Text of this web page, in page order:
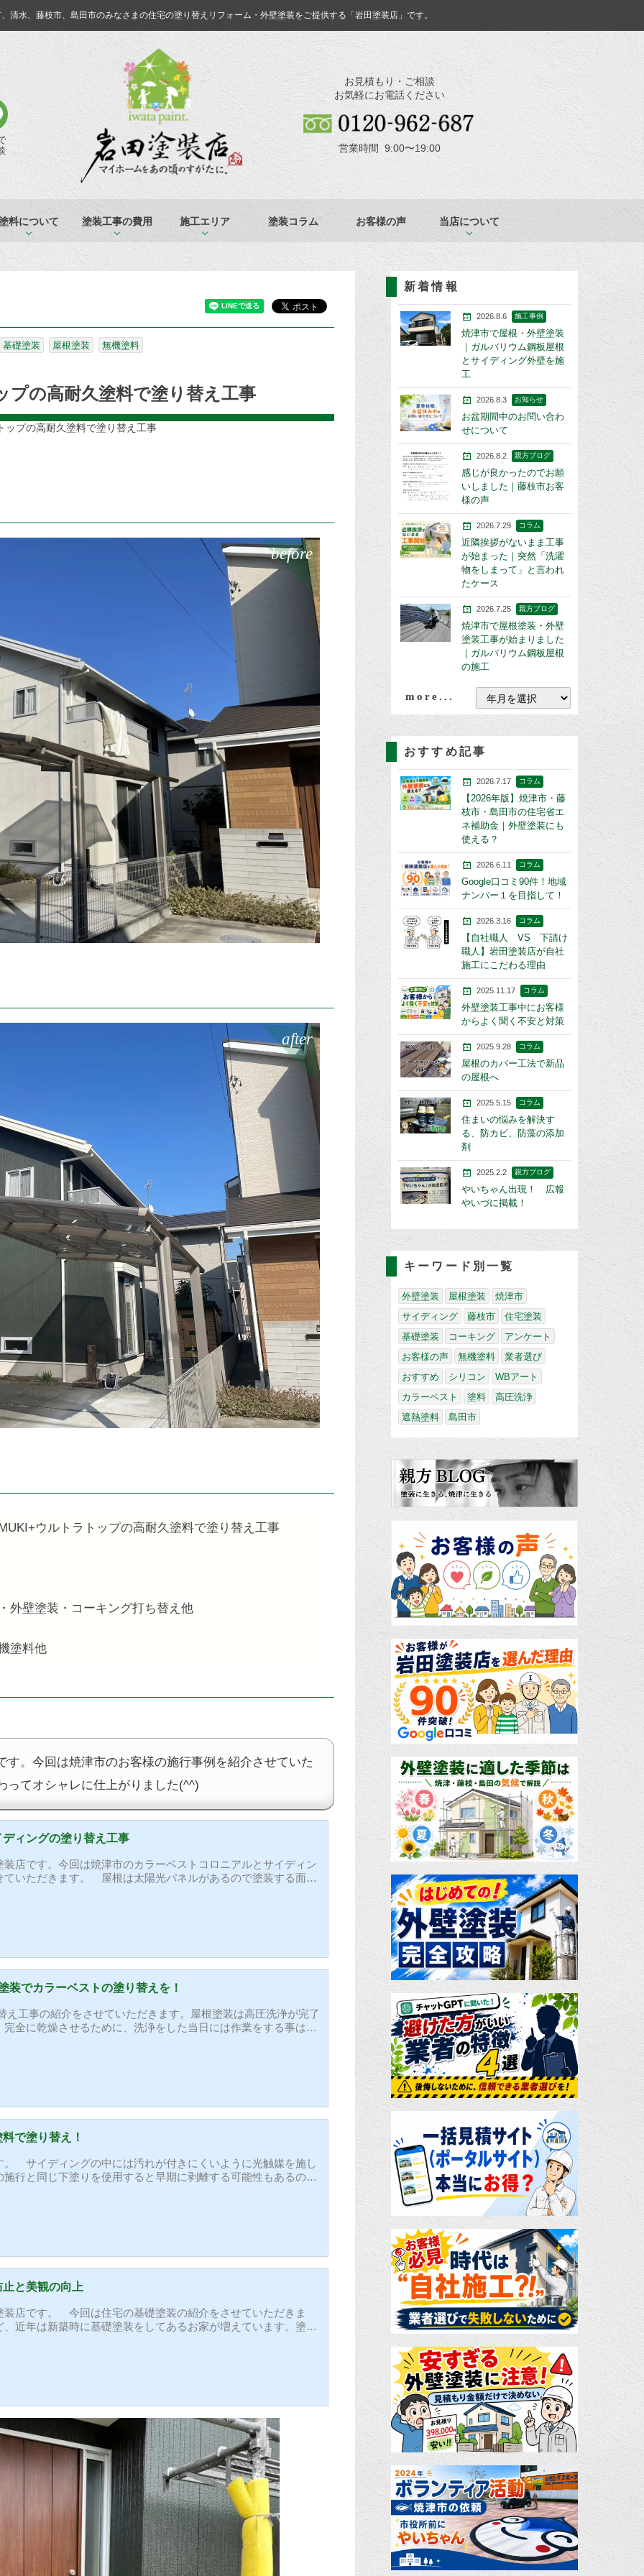
清水、藤枝市、島田市のみなさまの住宅の塗り替えリフォーム・外壁塗装をご提供する「岩田塗装店」です。
お見積もり・ご相談
お気軽にお電話ください
営業時間 9:00〜19:00
料について 塗装工事の費用 施工エリア 塗装コラム お客様の声 当店について
基礎塗装 屋根塗装 無機塗料
の高耐久塗料で塗り替え工事
プの高耐久塗料で塗り替え工事
before
after
ウルトラトップの高耐久塗料で塗り替え工事
外壁塗装・コーキング打ち替え他
塗料他
す。今回は焼津市のお客様の施行事例を紹介させていた
ってオシャレに仕上がりました(^^)
ィングの塗り替え工事
店です。今回は焼津市のカラーベストコロニアルとサイディン
ていただきます。 屋根は太陽光パネルがあるので塗装する面積
装でカラーベストの塗り替えを！
工事の紹介をさせていただきます。屋根塗装は高圧洗浄が完了
全に乾燥させるために、洗浄をした当日には作業をする事はあ
で塗り替え！
。 サイディングの中には汚れが付きにくいように光触媒を施し
行と同じ下塗りを使用すると早期に剥離する可能性もあるので
と美観の向上
装店です。 今回は住宅の基礎塗装の紹介をさせていただきま
近年は新築時に基礎塗装をしてあるお家が増えています。塗装
新着情報
2026.8.6 施工事例
焼津市で屋根・外壁塗装
｜ガルバリウム鋼板屋根
とサイディング外壁を施
工
2026.8.3 お知らせ
お盆期間中のお問い合わ
せについて
2026.8.2 親方ブログ
感じが良かったのでお願
いしました｜藤枝市お客
様の声
2026.7.29 コラム
近隣挨拶がないまま工事
が始まった｜突然「洗濯
物をしまって」と言われ
たケース
2026.7.25 親方ブログ
焼津市で屋根塗装・外壁
塗装工事が始まりました
｜ガルバリウム鋼板屋根
の施工
more...
おすすめ記事
2026.7.17 コラム
【2026年版】焼津市・藤
枝市・島田市の住宅省エ
ネ補助金｜外壁塗装にも
使える？
2026.6.11 コラム
Google口コミ90件！地域
ナンバー１を目指して！
2026.3.16 コラム
【自社職人 VS 下請け
職人】岩田塗装店が自社
施工にこだわる理由
2025.11.17 コラム
外壁塗装工事中にお客様
からよく聞く不安と対策
2025.9.28 コラム
屋根のカバー工法で新品
の屋根へ
2025.5.15 コラム
住まいの悩みを解決す
る、防カビ、防藻の添加
剤
2025.2.2 親方ブログ
やいちゃん出現！ 広報
やいづに掲載！
キーワード別一覧
外壁塗装 屋根塗装
焼津市
サイディング
藤枝市
住宅塗装
基礎塗装
コーキング
アンケート
お客様の声
無機塗料
業者選び
おすすめ
シリコン
WBアート
カラーベスト
塗料
高圧洗浄
遮熱塗料
島田市